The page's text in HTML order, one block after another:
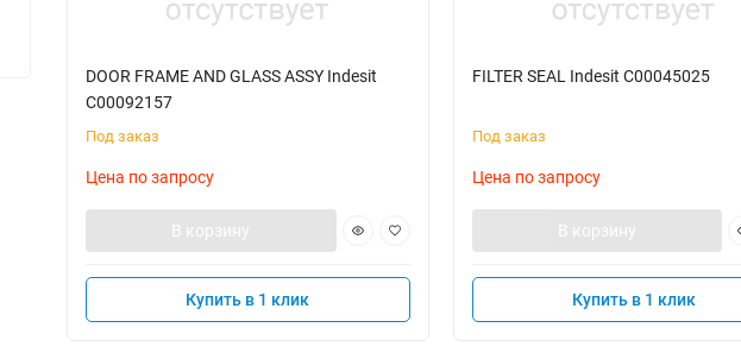
DOOR FRAME AND GLASS ASSY Indesit
C00092157
Под заказ
Цена по запросу
В корзину
Купить в 1 клик
FILTER SEAL Indesit C00045025
Под заказ
Цена по запросу
В корзину
Купить в 1 клик